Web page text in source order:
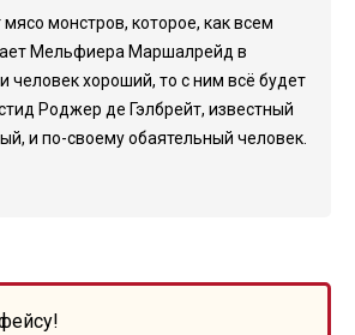
монстров, которое, как всем
Мельфиера Маршалрейд в
человек хороший, то с ним всё будет
Роджер де Гэлбрейт, известный
и по-своему обаятельный человек.